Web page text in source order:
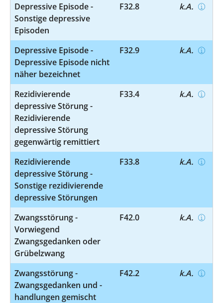
Depressive Episode -
Sonstige depressive
Episoden
F32.8 k.A.
Depressive Episode -
Depressive Episode nicht
näher bezeichnet
F32.9 k.A.
Rezidivierende
depressive Störung -
Rezidivierende
depressive Störung
gegenwärtig remittiert
F33.4 k.A.
Rezidivierende
depressive Störung -
Sonstige rezidivierende
depressive Störungen
F33.8 k.A.
Zwangsstörung -
Vorwiegend
Zwangsgedanken oder
Grübelzwang
F42.0 k.A.
Zwangsstörung -
Zwangsgedanken und -
handlungen gemischt
F42.2 k.A.